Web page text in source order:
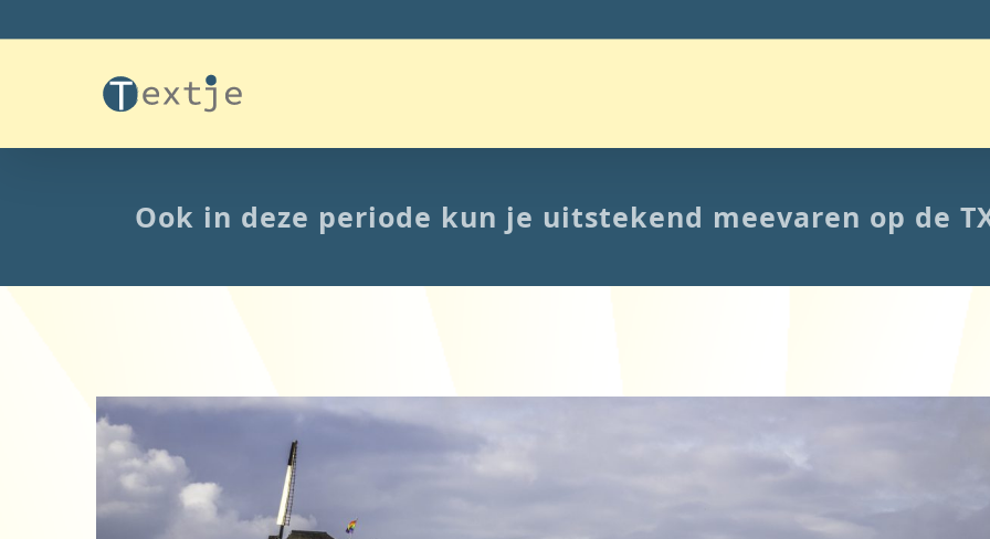
Ook in deze periode kun je uitstekend meevaren op de
Bekijk
grotere
afbeelding